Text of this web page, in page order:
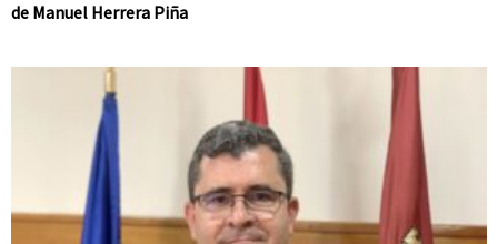
de Manuel Herrera Piña